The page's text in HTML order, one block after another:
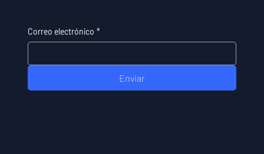
Correo electrónico *
Enviar